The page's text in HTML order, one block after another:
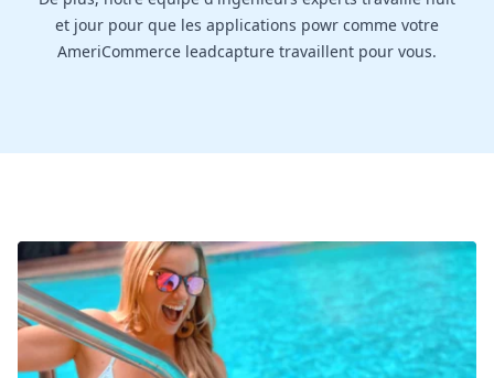
et jour pour que les applications powr comme votre
AmeriCommerce leadcapture travaillent pour vous.